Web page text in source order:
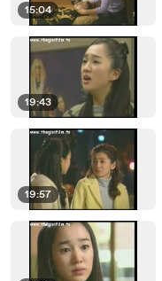
15:04
19:43
19:57